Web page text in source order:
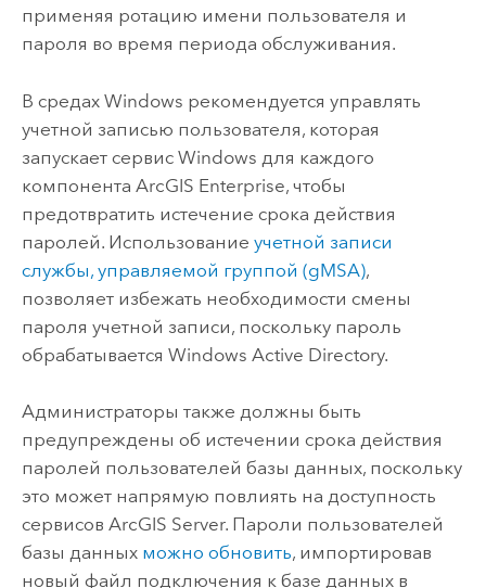
применяя ротацию имени пользователя и
пароля во время периода обслуживания.
В средах Windows рекомендуется управлять
учетной записью пользователя, которая
запускает сервис Windows для каждого
компонента ArcGIS Enterprise, чтобы
предотвратить истечение срока действия
паролей. Использование учетной записи
службы, управляемой группой (gMSA),
позволяет избежать необходимости смены
пароля учетной записи, поскольку пароль
обрабатывается Windows Active Directory.
Администраторы также должны быть
предупреждены об истечении срока действия
паролей пользователей базы данных, поскольку
это может напрямую повлиять на доступность
сервисов ArcGIS Server. Пароли пользователей
базы данных можно обновить, импортировав
новый файл подключения к базе данных в